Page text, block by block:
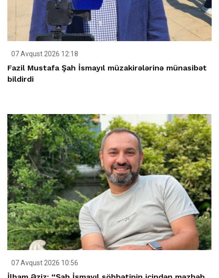
07 Avqust 2026 12:18
Fazil Mustafa Şah İsmayıl müzakirələrinə münasibət
bildirdi
07 Avqust 2026 10:56